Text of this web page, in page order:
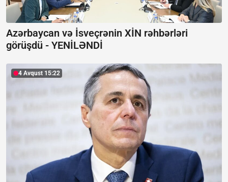
Azərbaycan və İsveçrənin XİN rəhbərləri
görüşdü - YENİLƏNDİ
4 Avqust 15:22